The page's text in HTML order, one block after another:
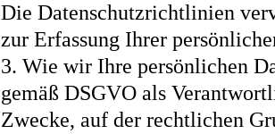
Die Datenschutzrichtlinien
zur Erfassung Ihrer
3. Wie wir Ihre persönlichen
gemäß DSGVO als
Zwecke, auf der rechtlichen